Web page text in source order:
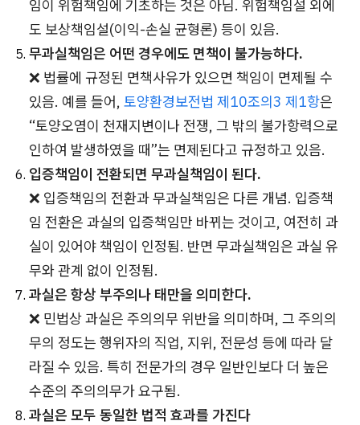
임이 위험책임에 기초하는 것은 아님. 위험책임설 외에
도 보상책임설(이익-손실 균형론) 등이 있음.
무과실책임은 어떤 경우에도 면책이 불가능하다.
❌ 법률에 규정된 면책사유가 있으면 책임이 면제될 수
있음. 예를 들어, 토양환경보전법 제10조의3 제1항은
“토양오염이 천재지변이나 전쟁, 그 밖의 불가항력으로
인하여 발생하였을 때”는 면제된다고 규정하고 있음.
입증책임이 전환되면 무과실책임이 된다.
❌ 입증책임의 전환과 무과실책임은 다른 개념. 입증책
임 전환은 과실의 입증책임만 바뀌는 것이고, 여전히 과
실이 있어야 책임이 인정됨. 반면 무과실책임은 과실 유
무와 관계 없이 인정됨.
과실은 항상 부주의나 태만을 의미한다.
❌ 민법상 과실은 주의의무 위반을 의미하며, 그 주의의
무의 정도는 행위자의 직업, 지위, 전문성 등에 따라 달
라질 수 있음. 특히 전문가의 경우 일반인보다 더 높은
수준의 주의의무가 요구됨.
과실은 모두 동일한 법적 효과를 가진다